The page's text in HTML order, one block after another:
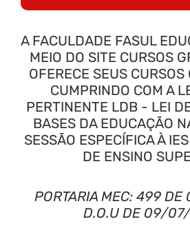
A FACULDADE FASUL
MEIO DO SITE CURSOS
OFERECE SEUS
CUMPRINDO COM A
PERTINENTE LDB - LEI
BASES DA EDUCAÇÃO
SESSÃO ESPECÍFICA À
DE ENSINO
PORTARIA MEC: 499
D.O.U DE 09/